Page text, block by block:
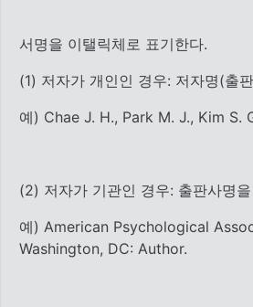
서명을 이탤릭체로 표기한다.
(1) 저자가 개인인 경우: 저자명(출
예) Chae J. H., Park M. J., Kim S.
(2) 저자가 기관인 경우: 출판사명
예) American Psychological
Washington, DC: Author.